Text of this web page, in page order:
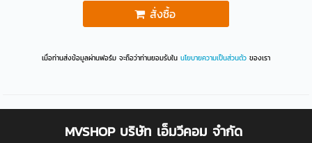
สั่งซื้อ
เมื่อท่านส่งข้อมูลผ่านฟอร์ม จะถือว่าท่านยอมรับใน นโยบายความเป็นส่วนตัว ของเรา
MVSHOP บริษัท เอ็มวีคอม จำกัด